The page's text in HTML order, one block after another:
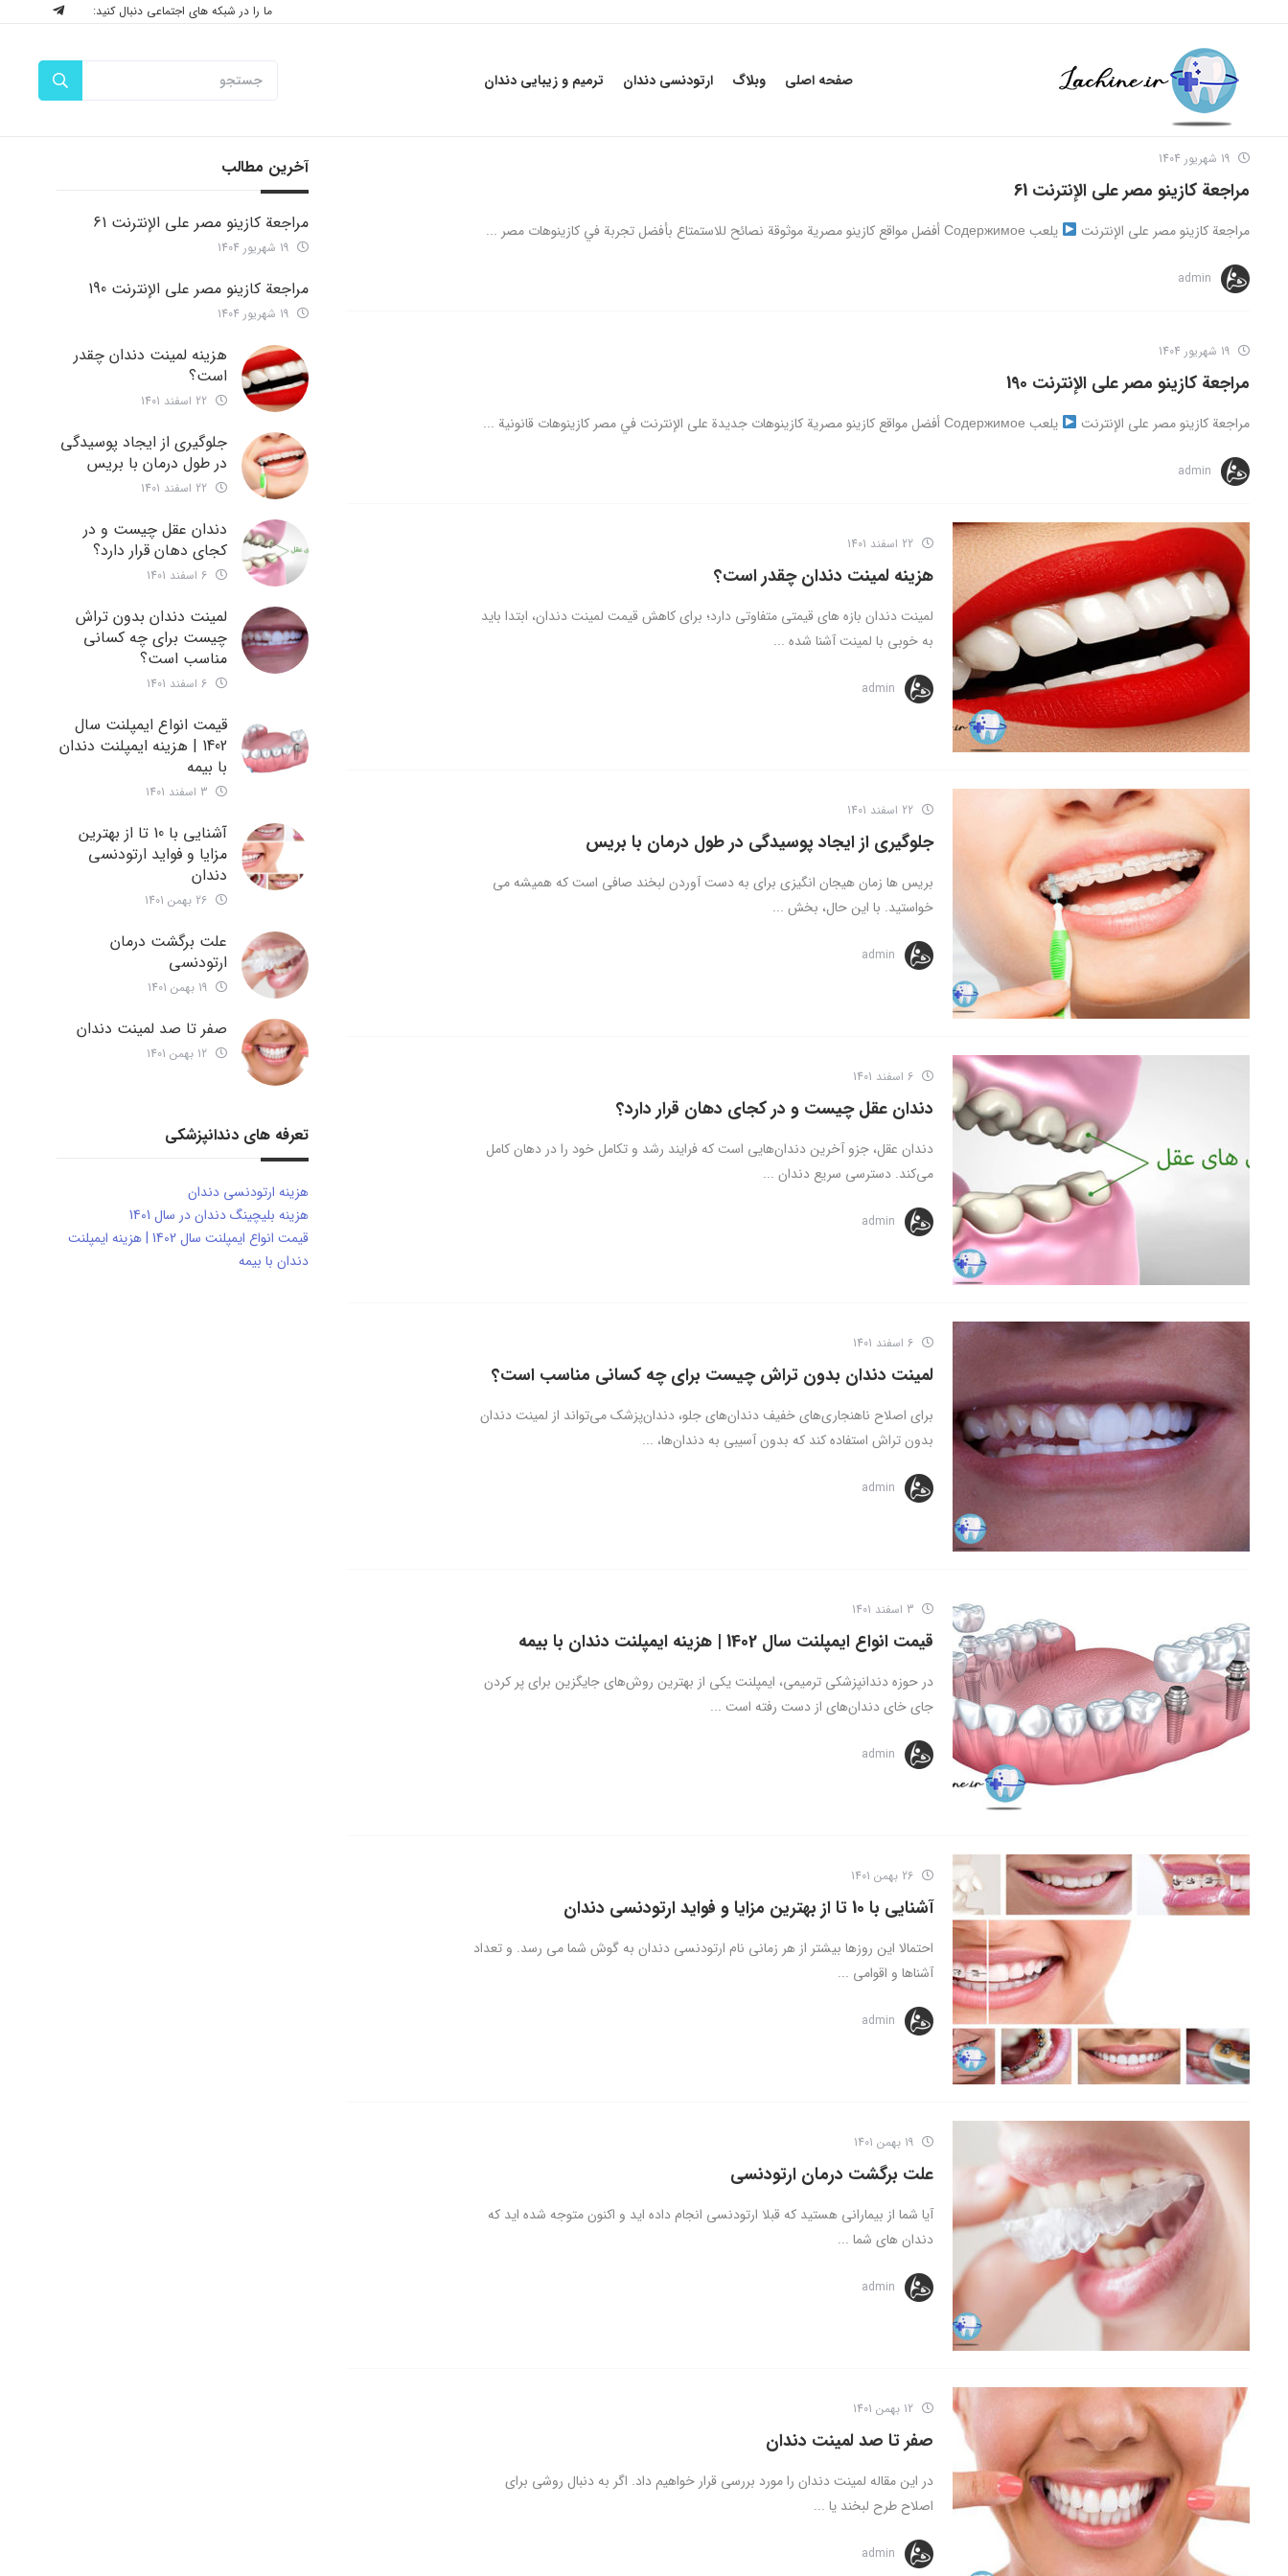
ما را در شبکه های اجتماعی دنبال کنید:
صفحه اصلی وبلاگ ارتودنسی دندان ترمیم و زیبایی دندان
مراجعة كازينو مصر على الإنترنت 61
مراجعة كازينو مصر على الإنترنت يلعب Содержимое أفضل مواقع كازينو مصرية موثوقة نصائح للاستمتاع بأفضل تجربة في كازينوهات مصر ...
admin
مراجعة كازينو مصر على الإنترنت 190
مراجعة كازينو مصر على الإنترنت يلعب Содержимое أفضل مواقع كازينو مصرية كازينوهات جديدة على الإنترنت في مصر كازينوهات قانونية ...
admin
هزینه لمینت دندان چقدر است؟
لمینت دندان بازه ­های قیمتی متفاوتی دارد؛ برای کاهش قیمت لمینت دندان، ابتدا باید
به خوبی با لمینت آشنا شده ...
admin
جلوگیری از ایجاد پوسیدگی در طول درمان با بریس
بریس ها زمان هیجان انگیزی برای به دست آوردن لبخند صافی است که همیشه می
خواستید. با این حال، بخش ...
admin
دندان عقل چیست و در کجای دهان قرار دارد؟
دندان عقل، جزو آخرین دندان‌هایی است که فرایند رشد و تکامل خود را در دهان کامل
می‌کند. دسترسی سریع دندان ...
admin
لمینت دندان بدون تراش چیست برای چه کسانی مناسب است؟
برای اصلاح ناهنجاری‌های خفیف دندان‌های جلو، دندان‌پزشک می‌تواند از لمینت دندان
بدون تراش استفاده کند که بدون آسیبی به دندان‌ها، ...
admin
قیمت انواع ایمپلنت سال 1402 | هزینه ایمپلنت دندان با بیمه
در حوزه دندانپزشکی ترمیمی، ایمپلنت یکی از بهترین روش‌های جایگزین برای پر کردن
جای خای دندان‌های از دست رفته است ...
admin
آشنایی با 10 تا از بهترین مزایا و فواید ارتودنسی دندان
احتمالا این روزها بیشتر از هر زمانی نام ارتودنسی دندان به گوش شما می رسد. و تعداد
آشناها و اقوامی ...
admin
علت برگشت درمان ارتودنسی
آیا شما از بیمارانی هستید که قبلا ارتودنسی انجام داده اید و اکنون متوجه شده اید که
دندان های شما ...
admin
صفر تا صد لمینت دندان
در این مقاله لمینت دندان را مورد بررسی قرار خواهیم داد. اگر به دنبال روشی برای
اصلاح طرح لبخند یا ...
admin
آخرین مطالب
مراجعة كازينو مصر على الإنترنت 61
مراجعة كازينو مصر على الإنترنت 190
هزینه لمینت دندان چقدر
است؟
جلوگیری از ایجاد پوسیدگی
در طول درمان با بریس
دندان عقل چیست و در
کجای دهان قرار دارد؟
لمینت دندان بدون تراش
چیست برای چه کسانی
مناسب است؟
قیمت انواع ایمپلنت سال
1402 | هزینه ایمپلنت دندان
با بیمه
آشنایی با 10 تا از بهترین
مزایا و فواید ارتودنسی
دندان
علت برگشت درمان
ارتودنسی
صفر تا صد لمینت دندان
تعرفه های دندانپزشکی
هزینه ارتودنسی دندان
هزینه بلیچینگ دندان در سال 1401
قیمت انواع ایمپلنت سال 1402 | هزینه ایمپلنت
دندان با بیمه